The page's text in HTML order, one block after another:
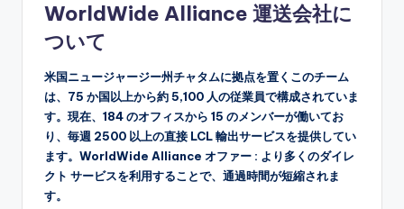
WorldWide Alliance 運送会社に
ついて
米国ニュージャージー州チャタムに拠点を置くこのチーム
は、75 か国以上から約 5,100 人の従業員で構成されていま
す。現在、184 のオフィスから 15 のメンバーが働いてお
り、毎週 2500 以上の直接 LCL 輸出サービスを提供してい
ます。WorldWide Alliance オファー : より多くのダイレ
クト サービスを利用することで、通過時間が短縮されま
す。